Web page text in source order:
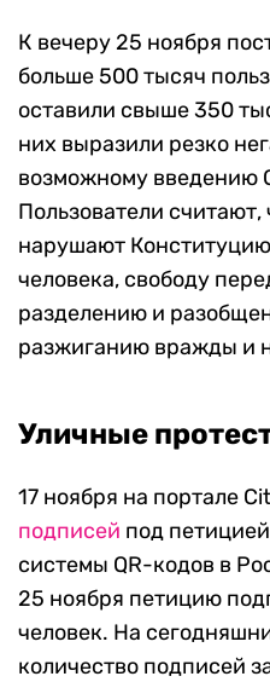
К вечеру 25 ноября
больше 500 тысяч
оставили свыше 350
них выразили резко
возможному введению
Пользователи
нарушают
человека, свободу
разделению и
разжиганию вражды и
Уличные
17 ноября на портале
подписей под
системы QR-кодов в
25 ноября петицию
человек. На
количество подписей